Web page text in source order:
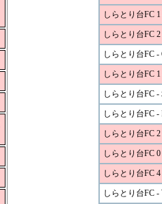
しらとり台FC
しらとり台FC
しらとり台FC -
しらとり台FC
しらとり台FC -
しらとり台FC
しらとり台FC
しらとり台FC
しらとり台FC
しらとり台FC